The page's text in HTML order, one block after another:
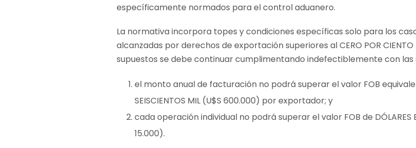
específicamente normados para el control aduanero.
La normativa incorpora topes y condiciones específicas solo para los
alcanzadas por derechos de exportación superiores al CERO POR
supuestos se debe continuar cumplimentando indefectiblemente con las
el monto anual de facturación no podrá superar el valor FOB
SEISCIENTOS MIL (U$S 600.000) por exportador; y
cada operación individual no podrá superar el valor FOB de DÓLARES
15.000).